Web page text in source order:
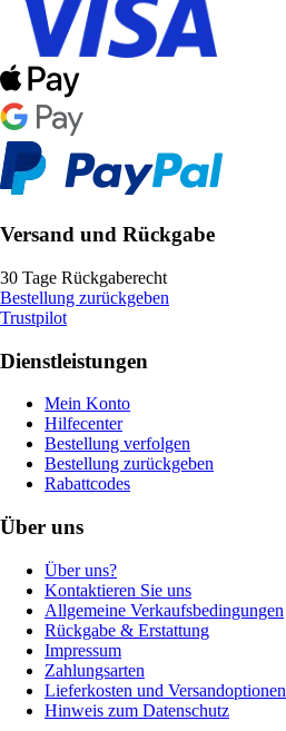
Versand und Rückgabe
30 Tage Rückgaberecht
Bestellung zurückgeben
Trustpilot
Dienstleistungen
Mein Konto
Hilfecenter
Bestellung verfolgen
Bestellung zurückgeben
Rabattcodes
Über uns
Über uns?
Kontaktieren Sie uns
Allgemeine Verkaufsbedingungen
Rückgabe & Erstattung
Impressum
Zahlungsarten
Lieferkosten und Versandoptionen
Hinweis zum Datenschutz